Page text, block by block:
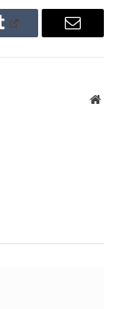
Tumblr Email
Website